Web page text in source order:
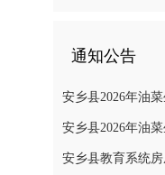
通知公告
安乡县2026年油
安乡县2026年油